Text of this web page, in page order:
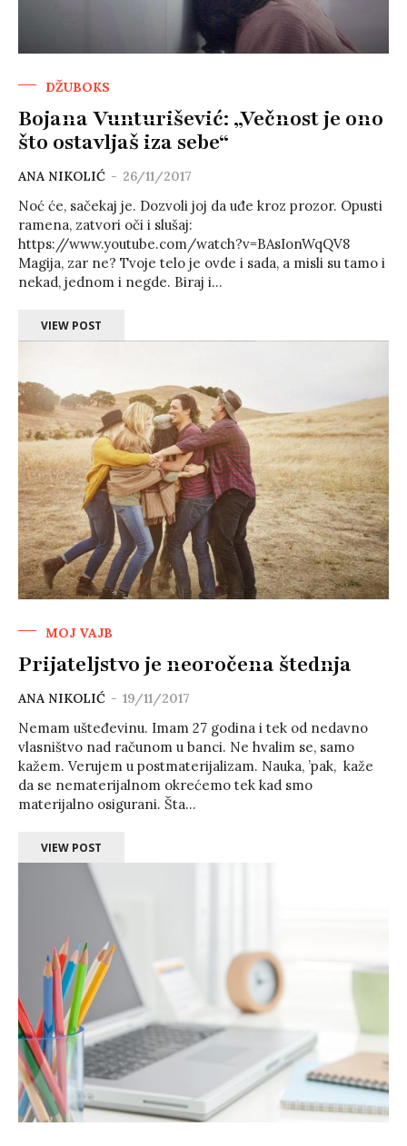
DŽUBOKS
Bojana Vunturišević: „Večnost je ono
što ostavljaš iza sebe“
ANA NIKOLIĆ - 26/11/2017
Noć će, sačekaj je. Dozvoli joj da uđe kroz prozor. Opusti
ramena, zatvori oči i slušaj:
https://www.youtube.com/watch?v=BAsIonWqQV8
Magija, zar ne? Tvoje telo je ovde i sada, a misli su tamo i
nekad, jednom i negde. Biraj i...
VIEW POST
MOJ VAJB
Prijateljstvo je neoročena štednja
ANA NIKOLIĆ - 19/11/2017
Nemam ušteđevinu. Imam 27 godina i tek od nedavno
vlasništvo nad računom u banci. Ne hvalim se, samo
kažem. Verujem u postmaterijalizam. Nauka, ’pak, kaže
da se nematerijalnom okrećemo tek kad smo
materijalno osigurani. Šta...
VIEW POST